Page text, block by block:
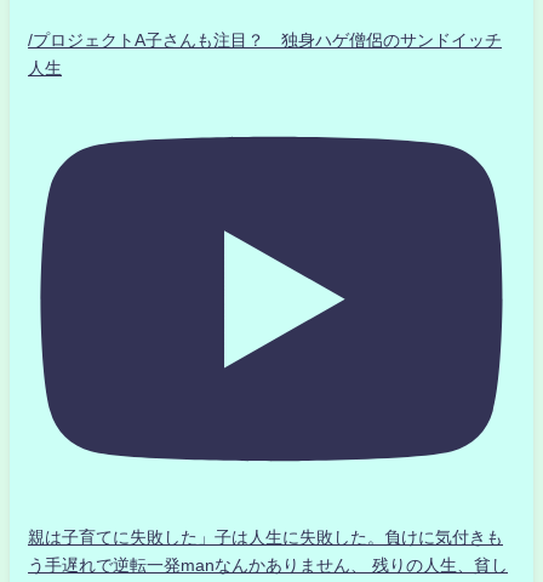
/プロジェクトA子さんも注目？ 独身ハゲ僧侶のサンドイッチ
人生
親は子育てに失敗した」子は人生に失敗した。負けに気付きも
う手遅れで逆転一発manなんかありません、 残りの人生、貧し